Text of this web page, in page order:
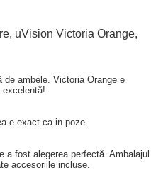
uVision Victoria Orange,
ambele. Victoria Orange e
e exact ca in poze.
a fost alegerea perfectă. Ambalajul
accesoriile incluse.